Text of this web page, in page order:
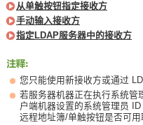
从单触按钮指定接收方
手动输入接收方
指定LDAP服务器中的接收方
您只能使用新接收方或通过
若服务器机器正在执行系统管
户端机器设置的系统管理员
远程地址簿/单触按钮是否可